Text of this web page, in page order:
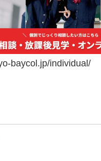
baycol.jp/individual/